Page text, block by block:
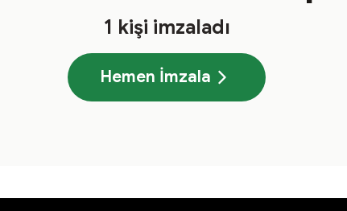
1 kişi imzaladı
Hemen İmzala